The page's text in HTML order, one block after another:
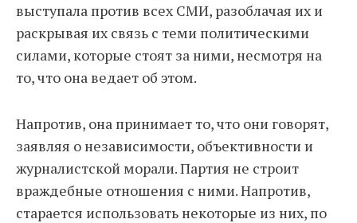
выступала против всех СМИ, разоблачая их и
раскрывая их связь с теми политическими
силами, которые стоят за ними, несмотря на
то, что она ведает об этом.
Напротив, она принимает то, что они говорят,
заявляя о независимости, объективности и
журналистской морали. Партия не строит
враждебные отношения с ними. Напротив,
старается использовать некоторые из них, по